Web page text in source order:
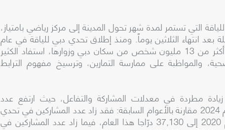
التي تستمر لمدة شهر تحول المدينة إلى مركز رياضي بامتياز،
بعد انتهاء الثلاثين يوماً. ومنذ إطلاق تحدي دبي للياقة في عام
2017 وحتى دورة العام الجاري، شارك فيه أكثر من 13 مليون شخص من سكان دبي وزوارها، استفاد الكثير
والمواظبة على ممارسة التمارين، وترسيخ مفهوم الترابط
مطردة في معدلات المشاركة والتفاعل، حيث ارتفع عدد
المشاركين في الفعاليات الرئيسية خلال العام 2024 مقارنة بالأعوام السابقة: فقد زاد عدد المشاركين في تحدي
دبي للدراجات الهوائية من 20,000 في عام 2020 إلى 37,130 درّاجا هذا العام، فيما زاد عدد المشاركين في